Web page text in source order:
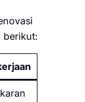
berikut: